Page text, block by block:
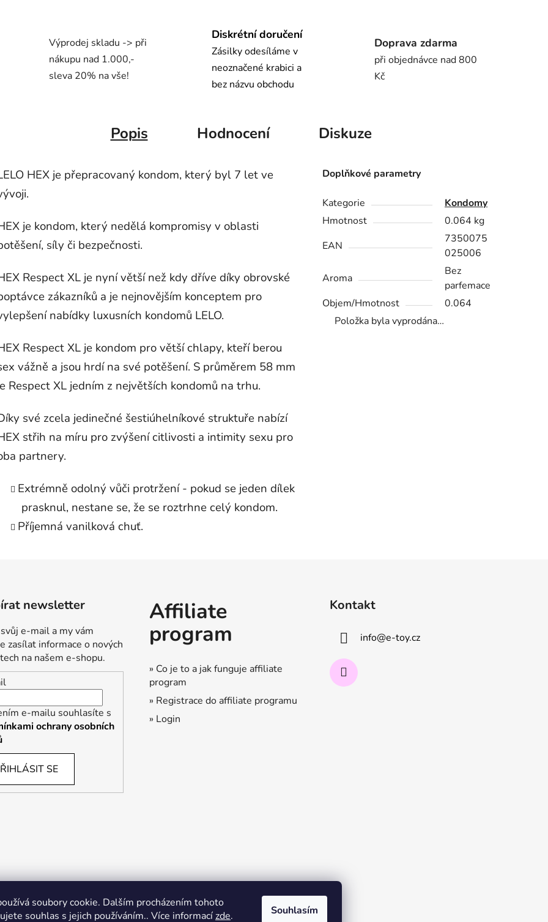
soubory cookie. Dalším procházením tohoto
souhlas s jejich používáním.. Více informacízde. Souhlasím
Výprodej skladu -> při
nákupu nad 1.000,-
sleva 20% na vše!
Diskrétní doručení
Zásilky odesíláme v
neoznačené krabici a
bez názvu obchodu
Doprava zdarma
při objednávce nad 800
Kč
Popis Hodnocení Diskuze
HEX je přepracovaný kondom, který byl 7 let ve
je kondom, který nedělá kompromisy v oblasti
síly či bezpečnosti.
Respect XL je nyní větší než kdy dříve díky obrovské
zákazníků a je nejnovějším konceptem pro
nabídky luxusních kondomů LELO.
Respect XL je kondom pro větší chlapy, kteří berou
vážně a jsou hrdí na své potěšení. S průměrem 58 mm
Respect XL jedním z největších kondomů na trhu.
své zcela jedinečné šestiúhelníkové struktuře nabízí
střih na míru pro zvýšení citlivosti a intimity sexu pro
partnery.
Extrémně odolný vůči protržení - pokud se jeden dílek
prasknul, nestane se, že se roztrhne celý kondom.
Příjemná vanilková chuť.
Doplňkové parametry
Kategorie
Kondomy
Hmotnost
0.064 kg
EAN
7350075
025006
Aroma
Bez
parfemace
Objem/Hmotnost
0.064
Položka byla vyprodána…
newsletter
e-mail a my vám
zasílat informace o nových
na našem e-shopu.
e-mailu souhlasíte s
ochrany osobních
SE
Affiliate
program
» Co je to a jak funguje affiliate
program
» Registrace do affiliate programu
» Login
Kontakt
info@e-toy.cz